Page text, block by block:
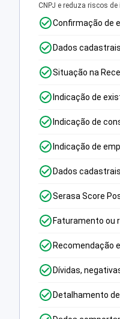
CNPJ e reduza riscos
Confirmação de
Dados
Situação na
Indicação de
Indicação de
Indicação de
Dados
Serasa Score
Faturamento ou
Recomendação
Dívidas,
Detalhamento